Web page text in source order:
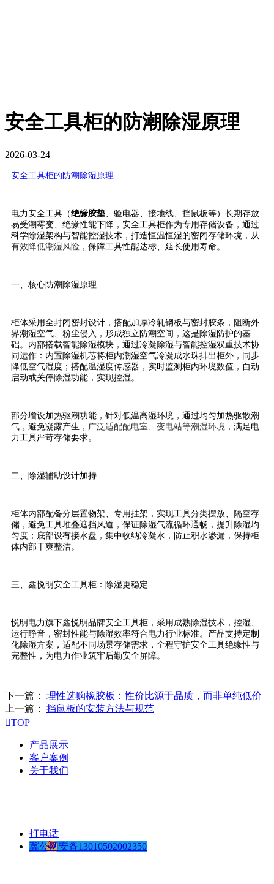
安全工具柜的防潮除湿原理
2026-03-24
安全工具柜的防潮除湿原理
电力安全工具（绝缘胶垫 、验电器、接地线、挡鼠板等）长期存放
易受潮霉变、绝缘性能下降，安全工具柜作为专用存储设备，通过
科学除湿架构与智能控湿技术，打造恒温恒湿的密闭存储环境，从
有效降低潮湿风险 ，保障工具性能达标、延长使用寿命。
一、核心防潮除湿原理
柜体采用全封闭密封设计，搭配加厚冷轧钢板与密封胶条，阻断外
界潮湿空气、粉尘侵入，形成独立防潮空间，这是除湿防护的基
础。内部搭载智能除湿模块，通过冷凝除湿与智能控湿双重技术协
同运作：内置除湿机芯将柜内潮湿空气冷凝成水珠排出柜外，同步
降低空气湿度；搭配温湿度传感器，实时监测柜内环境数值，自动
启动或关停除湿功能，实现控湿。
部分增设加热驱潮功能，针对低温高湿环境，通过均匀加热驱散潮
气，避免凝露产生， 广泛适配配电室、变电站等潮湿环境 ，满足电
力工具严苛存储要求。
二、除湿辅助设计加持
柜体内部配备分层置物架、专用挂架，实现工具分类摆放、隔空存
储，避免工具堆叠遮挡风道，保证除湿气流循环通畅，提升除湿均
匀度；底部设有接水盘，集中收纳冷凝水，防止积水渗漏，保持柜
体内部干爽整洁。
三、鑫悦明安全工具柜：除湿更稳定
悦明电力旗下鑫悦明品牌安全工具柜，采用成熟除湿技术，控湿、
运行静音，密封性能与除湿效率符合电力行业标准。产品支持定制
化除湿方案，适配不同场景存储需求，全程守护安全工具绝缘性与
完整性，为电力作业筑牢后勤安全屏障。
下一篇： 理性选购橡胶板：性价比源于品质，而非单纯低价
上一篇： 挡鼠板的安装方法与规范
TOP
产品展示
客户案例
关于我们
打电话
冀公网安备13010502002350